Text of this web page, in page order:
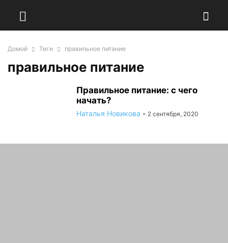
Домой Теги правильное питание
правильное питание
Правильное питание: с чего
начать?
Наталья Новикова - 2 сентября, 2020